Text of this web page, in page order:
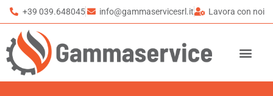
+39 039.648045 info@gammaservicesrl.it Lavora con noi